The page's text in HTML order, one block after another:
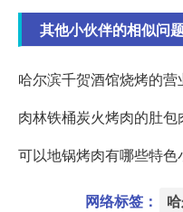
其他小伙伴的相似问
哈尔滨千贺酒馆烧烤的营
肉林铁桶炭火烤肉的肚包
可以地锅烤肉有哪些特色
网络标签：